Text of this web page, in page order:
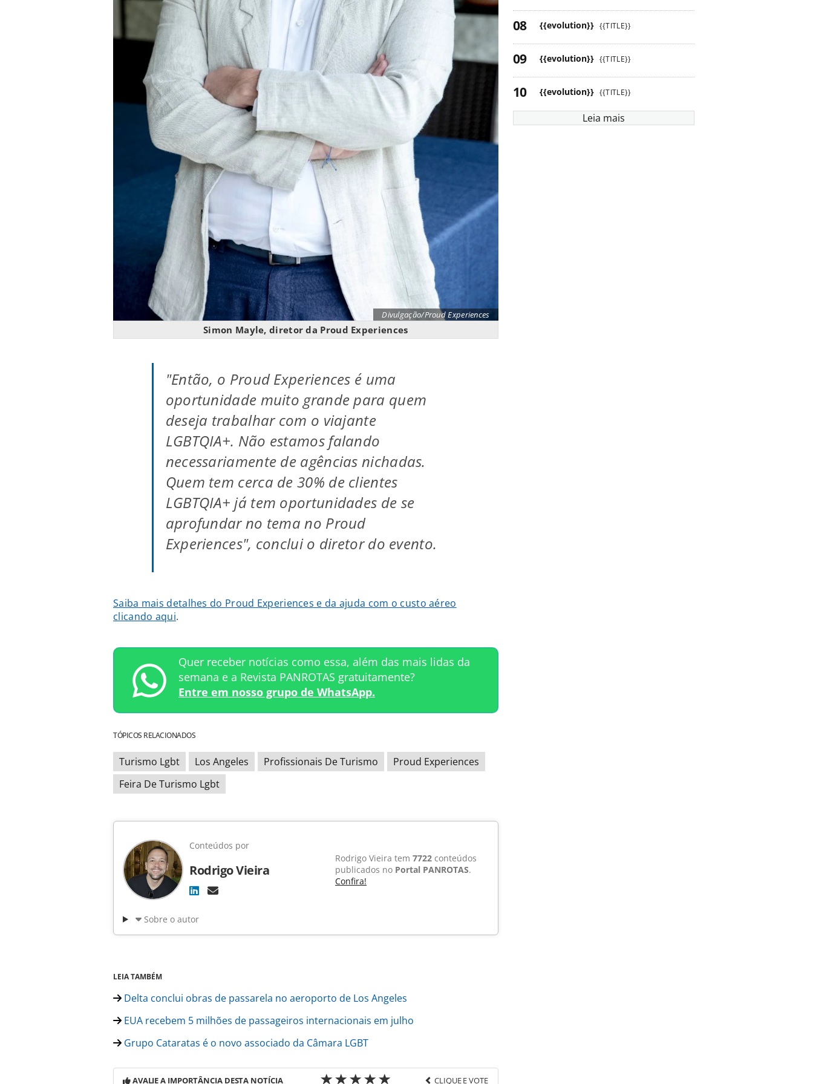
Divulgação/Proud Experiences
Simon Mayle, diretor da Proud Experiences
"Então, o Proud Experiences é uma
oportunidade muito grande para quem
deseja trabalhar com o viajante
LGBTQIA+. Não estamos falando
necessariamente de agências nichadas.
Quem tem cerca de 30% de clientes
LGBTQIA+ já tem oportunidades de se
aprofundar no tema no Proud
Experiences", conclui o diretor do evento.
Saiba mais detalhes do Proud Experiences e da ajuda com o custo aéreo
clicando aqui.
Quer receber notícias como essa, além das mais lidas da
semana e a Revista PANROTAS gratuitamente?
Entre em nosso grupo de WhatsApp.
TÓPICOS RELACIONADOS
Turismo Lgbt Los Angeles Profissionais De Turismo
Proud Experiences
Feira De Turismo Lgbt
Conteúdos por
Rodrigo Vieira
Rodrigo Vieira tem 7722 conteúdos
publicados no Portal PANROTAS.
Confira!
Sobre o autor
LEIA TAMBÉM
Delta conclui obras de passarela no aeroporto de Los Angeles
EUA recebem 5 milhões de passageiros internacionais em julho
Grupo Cataratas é o novo associado da Câmara LGBT
AVALIE A IMPORTÂNCIA DESTA NOTÍCIA CLIQUE E VOTE
{{evolution}} {{TITLE}}
{{evolution}} {{TITLE}}
{{evolution}} {{TITLE}}
Leia mais